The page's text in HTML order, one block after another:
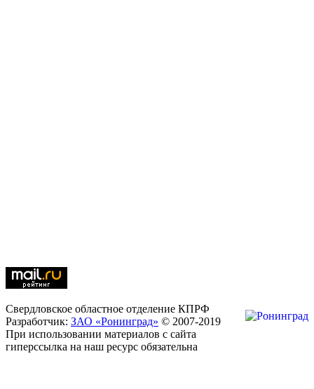
Свердловское областное отделение КПРФ
Разработчик: ЗАО «Ронинград» © 2007-2019
При использовании материалов с сайта
гиперссылка на наш ресурс обязательна